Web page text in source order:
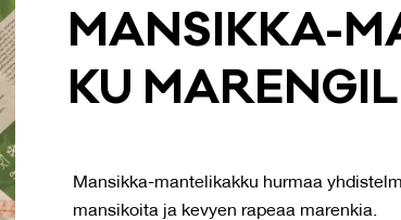
MAN­SIK­KA-
KU
Mansikka-mantelikakku hurmaa
mansikoita ja kevyen rapeaa marenkia.